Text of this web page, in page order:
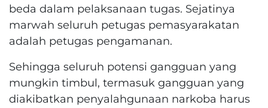
beda dalam pelaksanaan tugas. Sejatinya
marwah seluruh petugas pemasyarakatan
adalah petugas pengamanan.
Sehingga seluruh potensi gangguan yang
mungkin timbul, termasuk gangguan yang
diakibatkan penyalahgunaan narkoba harus